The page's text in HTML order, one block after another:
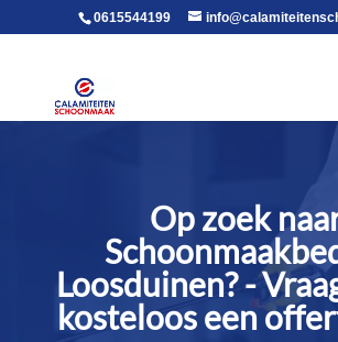
voor in de body0615544199
Op zoek
Loosduinen? -
kosteloos een